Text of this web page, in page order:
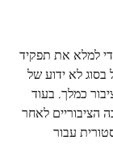
למלא את תפקיד
בסוג לא ידוע של
כמלך. בעוד
הציבוריים לאחר
עבור